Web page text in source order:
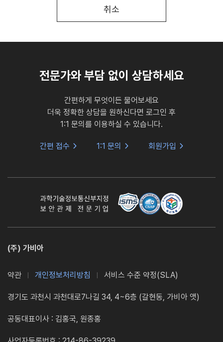
취소
전문가와 부담 없이 상담하세요
간편하게 무엇이든 물어보세요
더욱 정확한 상담을 원하신다면 로그인 후
1:1 문의를 이용하실 수 있습니다.
간편 접수 1:1 문의 회원가입
(주) 가비아
약관 개인정보처리방침 서비스 수준 약정(SLA)
경기도 과천시 과천대로7나길 34, 4~6층 (갈현동, 가비아 앳)
공동대표이사 : 김홍국, 원종홍